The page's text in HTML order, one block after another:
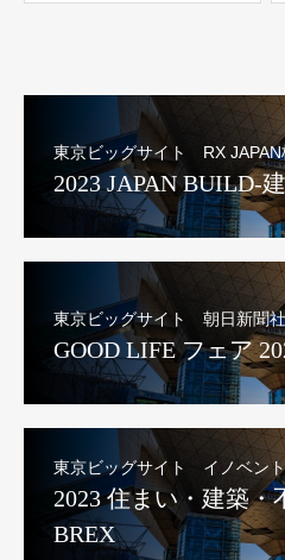
東京ビッグサイト RX JAPAN
2023 JAPAN BUILD-
東京ビッグサイト 朝日新聞社
GOOD LIFE フェア
東京ビッグサイト イノベン
2023 住まい・建築・
BREX